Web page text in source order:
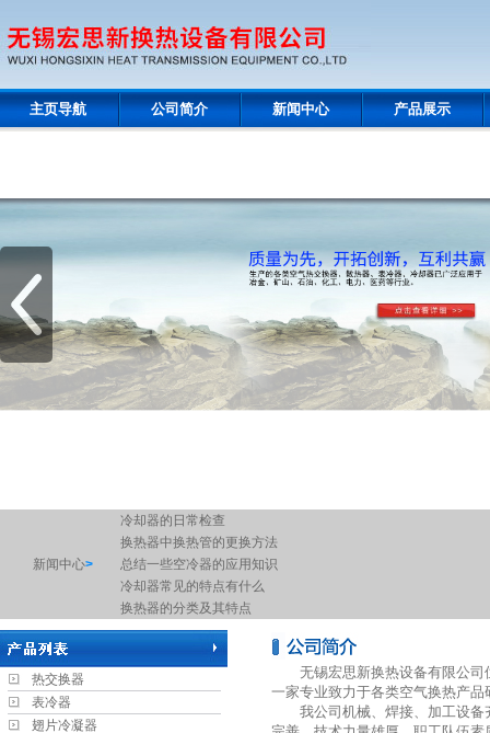
主页导航 公司简介 新闻中心 产品展示
新闻中心>
冷却器的日常检查
换热器中换热管的更换方法
总结一些空冷器的应用知识
冷却器常见的特点有什么
换热器的分类及其特点
冷却器的启动是大家容易忽视的细节
常用板式换热器的分类
冷却器的启动是大家容易忽视的细节
废气冷凝器工作原理图
换热机组的缝隙腐蚀
热交换器
表冷器
翅片冷凝器
无锡宏思新换热设备有限公司
一家专业致力于各类空气换热产
我公司机械、焊接、加工设备